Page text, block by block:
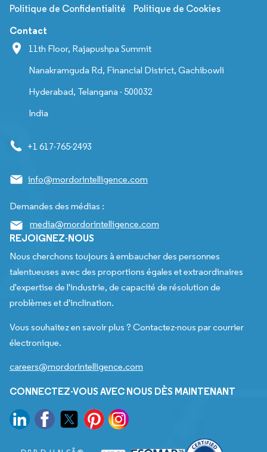
Politique de Confidentialité Politique de Cookies
Contact
11th Floor, Rajapushpa Summit
Nanakramguda Rd, Financial District, Gachibowli
Hyderabad, Telangana - 500032
India
+1 617-765-2493
info@mordorintelligence.com
Demandes des médias :
media@mordorintelligence.com
REJOIGNEZ-NOUS
Nous cherchons toujours à embaucher des personnes
talentueuses avec des proportions égales et extraordinaires
d'expertise de l'industrie, de capacité de résolution de
problèmes et d'inclination.
Vous souhaitez en savoir plus ? Contactez-nous par courrier
électronique.
careers@mordorintelligence.com
CONNECTEZ-VOUS AVEC NOUS DÈS MAINTENANT